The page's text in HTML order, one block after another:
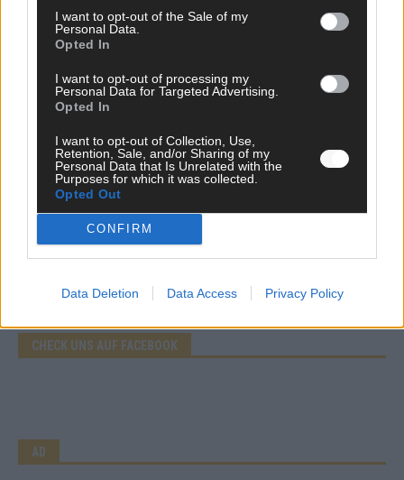
I want to opt-out of the Sale of my
Personal Data.
Opted In
I want to opt-out of processing my
Personal Data for Targeted Advertising.
Opted In
I want to opt-out of Collection, Use,
Retention, Sale, and/or Sharing of my
Personal Data that Is Unrelated with the
Purposes for which it was collected.
Opted Out
CONFIRM
Data Deletion Data Access Privacy Policy
Mai 2026
Eurovision Song Contest 2026: Das erste Halbfinale – der
Abend in Bildern
CHECK UNS AUF FACEBOOK
AD